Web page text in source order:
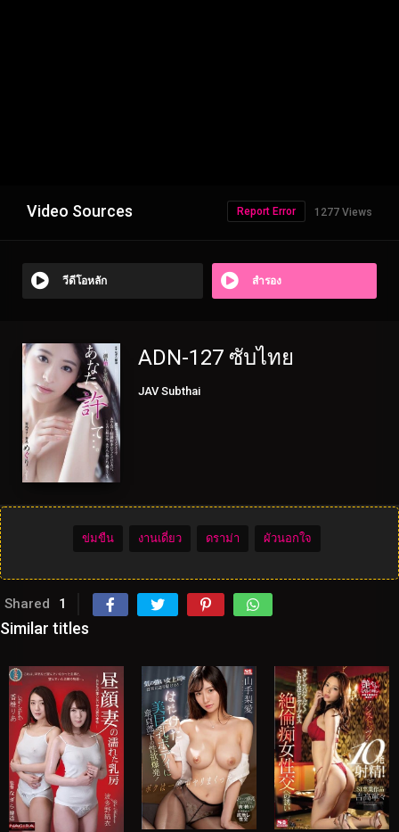
Video Sources 1277 Views
Report Error
วีดีโอหลัก สำรอง
ADN-127 ซับไทย
JAV Subthai
ข่มขืน งานเดี่ยว ดราม่า ผัวนอกใจ
Shared 1
Similar titles